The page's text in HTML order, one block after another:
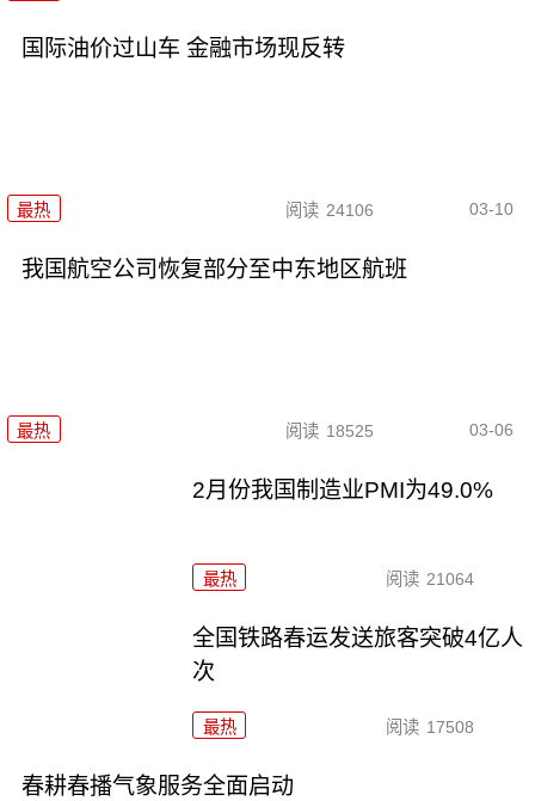
国际油价过山车 金融市场现反转
最热 阅读 24106 03-10
我国航空公司恢复部分至中东地区航班
最热 阅读 18525 03-06
2月份我国制造业PMI为49.0%
最热 阅读 21064
全国铁路春运发送旅客突破4亿人
次
最热 阅读 17508
春耕春播气象服务全面启动